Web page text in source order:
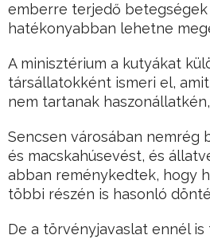
emberre terjedő
hatékonyabban lehetne
A minisztérium a kutyákat
társállatokként ismeri el,
nem tartanak
Sencsen városában nemrég
és macskahúsevést, és
abban reménykedtek, hogy
többi részén is hasonló
De a törvényjavaslat ennél is